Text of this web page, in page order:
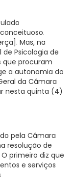
Mas, na
Psicologia de
que procuram
a autonomia do
da Câmara
nesta quinta (4)
pela Câmara
resolução de
primeiro diz que
e serviços